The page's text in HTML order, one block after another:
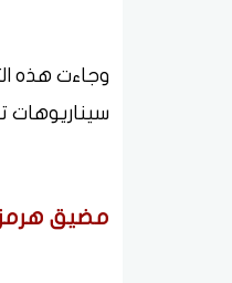
وجاءت هذه
سيناريوهات
مضيق هرمز